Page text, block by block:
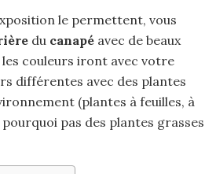
le permettent, vous
du canapé avec de beaux
couleurs iront avec votre
différentes avec des plantes
(plantes à feuilles, à
pas des plantes grasses